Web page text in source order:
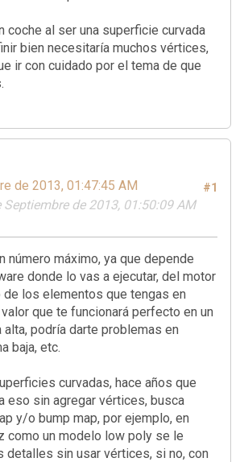
coche al ser una superficie curvada
bien necesitaría muchos vértices,
ir con cuidado por el tema de que
#1
de 2013, 01:47:45 AM
Septiembre de 2013, 01:50:09 AM
número máximo, ya que depende
donde lo vas a ejecutar, del motor
de los elementos que tengas en
que te funcionará perfecto en un
alta, podría darte problemas en
baja, etc.
curvadas, hace años que
eso sin agregar vértices, busca
y/o bump map, por ejemplo, en
como un modelo low poly se le
detalles sin usar vértices, si no, con